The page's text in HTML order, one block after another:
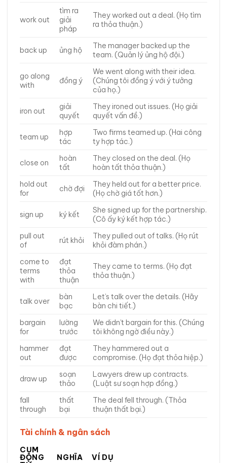
work out
tìm ra
giải
pháp
They worked out a deal. (Họ tìm
ra thỏa thuận.)
back up ủng hộ
The manager backed up the
team. (Quản lý ủng hộ đội.)
go along
with
đồng ý
We went along with their idea.
(Chúng tôi đồng ý với ý tưởng
của họ.)
iron out
giải
quyết
They ironed out issues. (Họ giải
quyết vấn đề.)
team up
hợp
tác
Two firms teamed up. (Hai công
ty hợp tác.)
close on
hoàn
tất
They closed on the deal. (Họ
hoàn tất thỏa thuận.)
hold out
for
chờ đợi
They held out for a better price.
(Họ chờ giá tốt hơn.)
sign up ký kết
She signed up for the partnership.
(Cô ấy ký kết hợp tác.)
pull out
of
rút khỏi
They pulled out of talks. (Họ rút
khỏi đàm phán.)
come to
terms
with
đạt
thỏa
thuận
They came to terms. (Họ đạt
thỏa thuận.)
talk over
bàn
bạc
Let’s talk over the details. (Hãy
bàn chi tiết.)
bargain
for
lường
trước
We didn’t bargain for this. (Chúng
tôi không ngờ điều này.)
hammer
out
đạt
được
They hammered out a
compromise. (Họ đạt thỏa hiệp.)
draw up
soạn
thảo
Lawyers drew up contracts.
(Luật sư soạn hợp đồng.)
fall
through
thất
bại
The deal fell through. (Thỏa
thuận thất bại.)
Tài chính & ngân sách
CỤM
ĐỘNG
NGHĨA VÍ DỤ